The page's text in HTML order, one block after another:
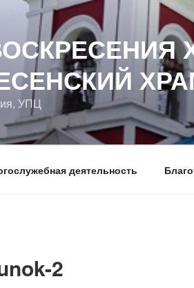
УПЦ
деятельность
2